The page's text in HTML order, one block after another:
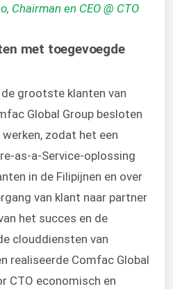
Chairman en CEO @ CTO
met toegevoegde
grootste klanten van
Global Group besloten
zodat het een
as-a-Service-oplossing
in de Filipijnen en over
van klant naar partner
het succes en de
clouddiensten van
realiseerde Comfac Global
CTO economisch en